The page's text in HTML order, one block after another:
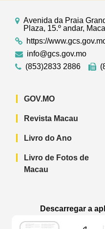
Avenida da Praia
Plaza, 15.º andar,
https://
info@gcs.gov.mo
(853)2833 2886
GOV.MO
Revista Macau
Livro do Ano
Livro de Fotos de
Macau
Descarregar a